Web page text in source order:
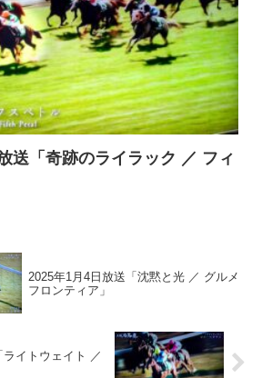
送「奇跡のライラック ／ フィ
2025年1月4日放送「沈黙と光 ／ グルメ
フロンティア」
イトウェイト ／